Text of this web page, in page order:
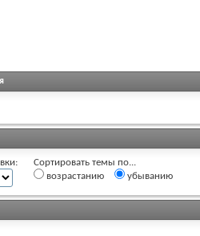
Сортировать темы по...
возрастанию
убыванию